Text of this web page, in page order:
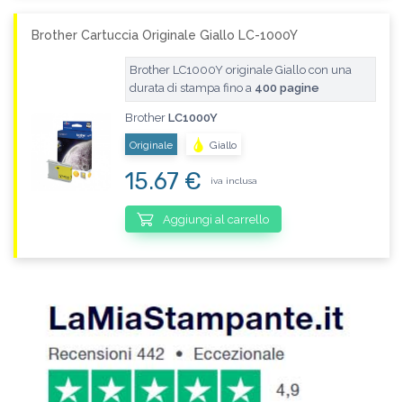
Brother Cartuccia Originale Giallo LC-1000Y
Brother LC1000Y originale Giallo con una
durata di stampa fino a 400 pagine
Brother LC1000Y
Originale Giallo
15.67 € iva inclusa
Aggiungi al carrello